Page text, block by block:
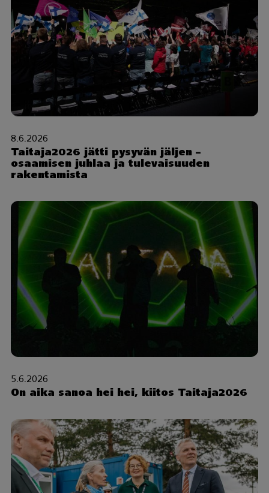
8.6.2026
Taitaja2026 jätti pysyvän jäljen –
osaamisen juhlaa ja tulevaisuuden
rakentamista
5.6.2026
On aika sanoa hei hei, kiitos Taitaja2026